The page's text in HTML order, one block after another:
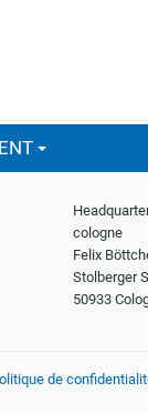
cologne
Felix
Stolberger
50933
de